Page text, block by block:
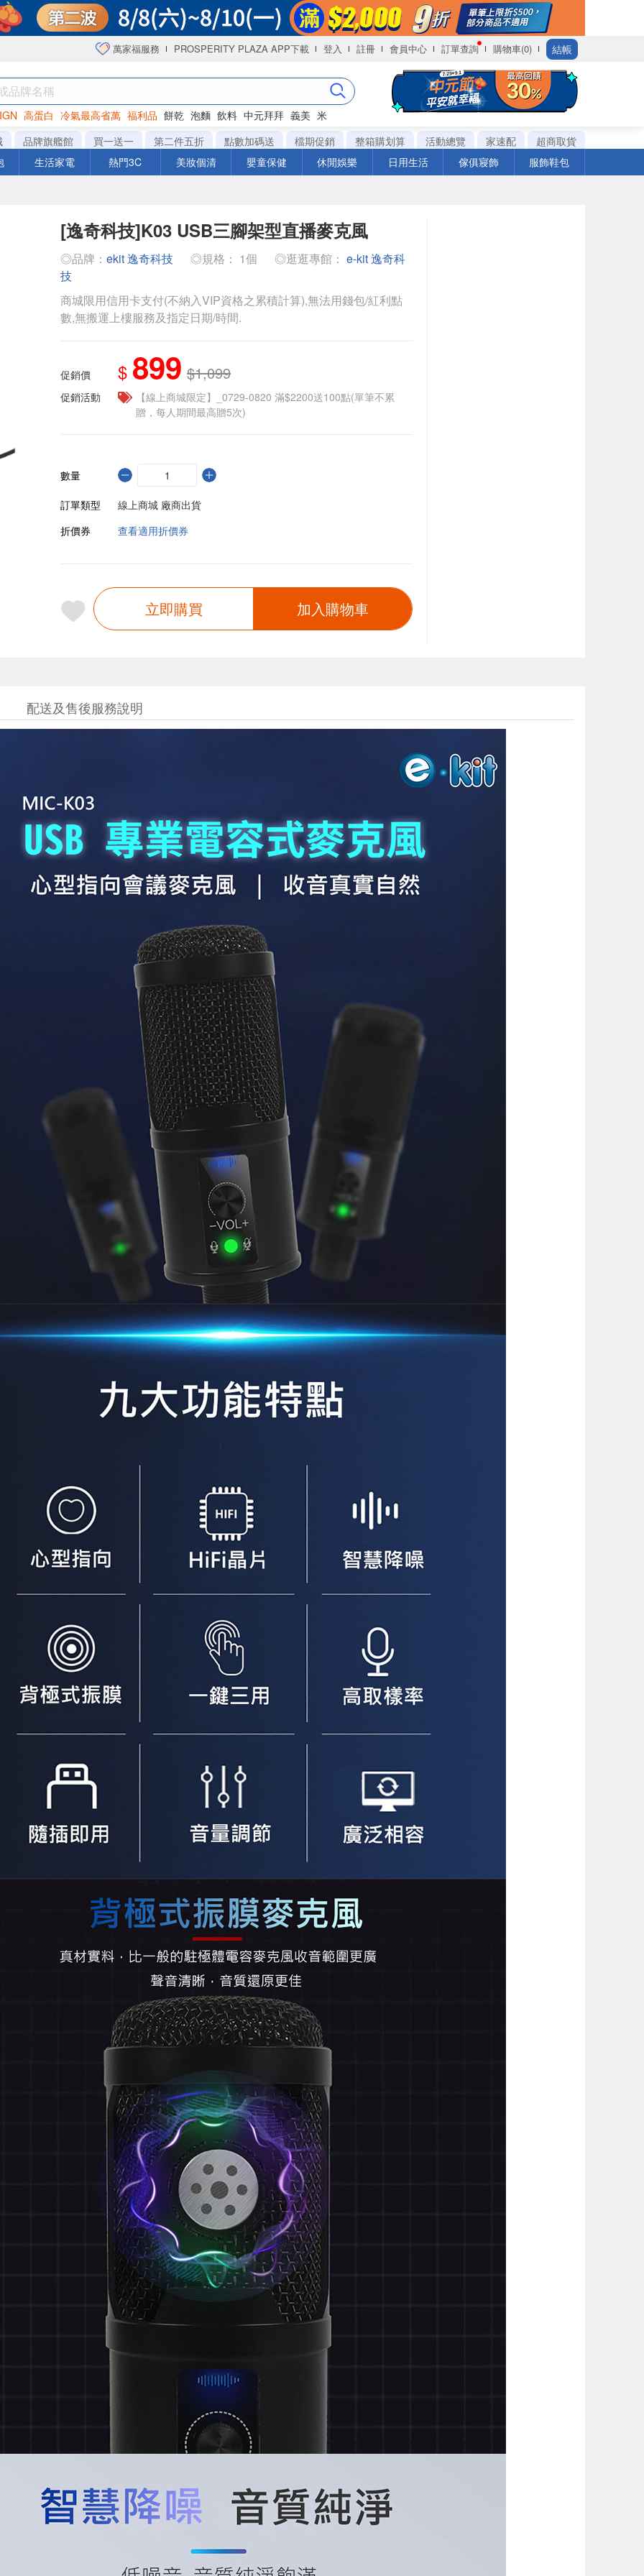
萬家福服務 PROSPERITY PLAZA APP下載 登入 註冊 會員中心 訂單查詢 購物車(0) 結帳
高蛋白 冷氣最高省萬 福利品 餅乾 泡麵 飲料 中元拜拜 義美 米
洋芋片
品牌旗艦館 買一送一 第二件五折 點數加碼送 檔期促銷 整箱購划算 活動總覽 家速配
超商取貨
生活家電 熱門3C 美妝個清 嬰童保健 休閒娛樂 日用生活 傢俱寢飾 服飾鞋包
[逸奇科技]K03 USB三腳架型直播麥克風
◎品牌： ekit 逸奇科技 ◎規格： 1個 ◎逛逛專館： e-kit 逸奇科
技
商城限用信用卡支付(不納入VIP資格之累積計算),無法用錢包/紅利點
數,無搬運上樓服務及指定日期/時間.
促銷價 $ 899 $1,099
促銷活動
【線上商城限定】_0729-0820 滿$2200送100點(單筆不累
贈，每人期間最高贈5次)
數量
訂單類型
線上商城 廠商出貨
折價券
查看適用折價券
立即購買 加入購物車
配送及售後服務說明